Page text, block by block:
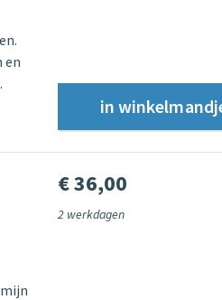
en
€ 36,00
2 werkdagen